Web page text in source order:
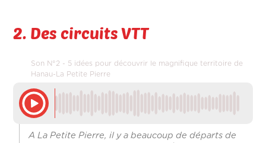
2. Des circuits VTT
Son N°2 - 5 idées pour découvrir le magnifique territoire de
Hanau-La Petite Pierre
A La Petite Pierre, il y a beaucoup de départs de